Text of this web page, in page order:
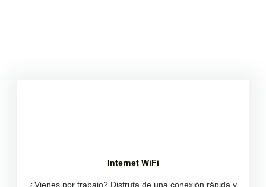
Internet WiFi
¿Vienes por trabajo? Disfruta de una conexión rápida y
Internet WiFi
¿Vienes por trabajo? Disfruta de una conexión rápida y un